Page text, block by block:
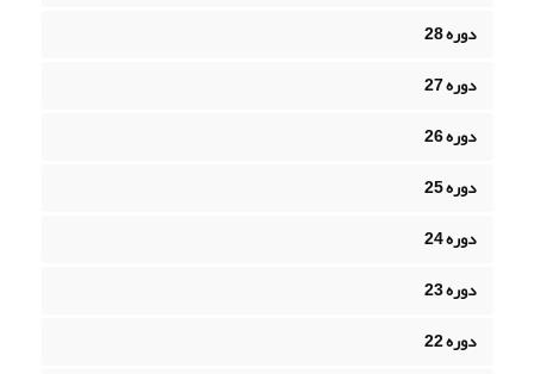
دوره 28
دوره 27
دوره 26
دوره 25
دوره 24
دوره 23
دوره 22